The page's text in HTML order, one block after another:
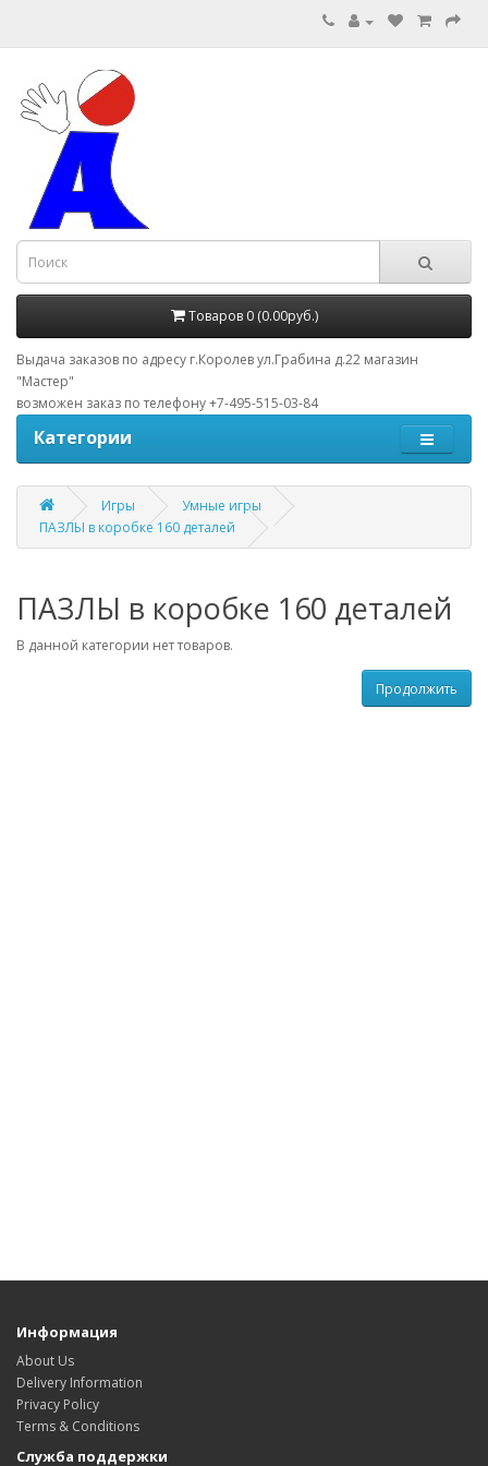
Товаров 0 (0.00руб.)
Выдача заказов по адресу г.Королев ул.Грабина д.22 магазин
"Мастер"
возможен заказ по телефону +7-495-515-03-84
Категории
Игры
Умные игры
ПАЗЛЫ в коробке 160 деталей
ПАЗЛЫ в коробке 160 деталей
В данной категории нет товаров.
Продолжить
Информация
About Us
Delivery Information
Privacy Policy
Terms & Conditions
Служба поддержки